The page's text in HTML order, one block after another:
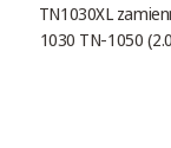
TN1030XL
1030 TN-1050